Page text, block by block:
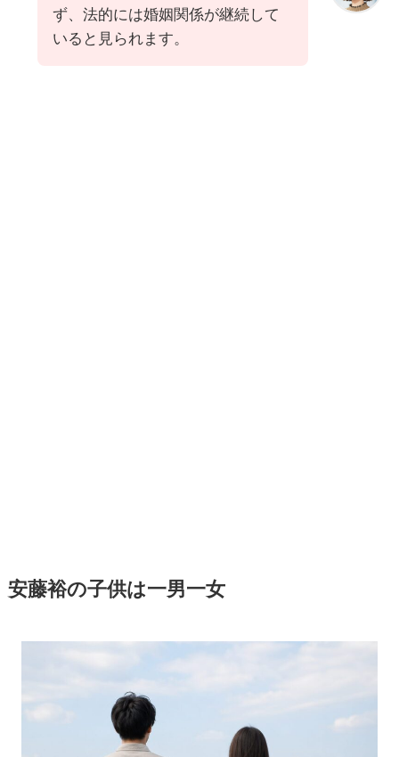
ず、法的には婚姻関係が継続して
いると見られます。
安藤裕の子供は一男一女